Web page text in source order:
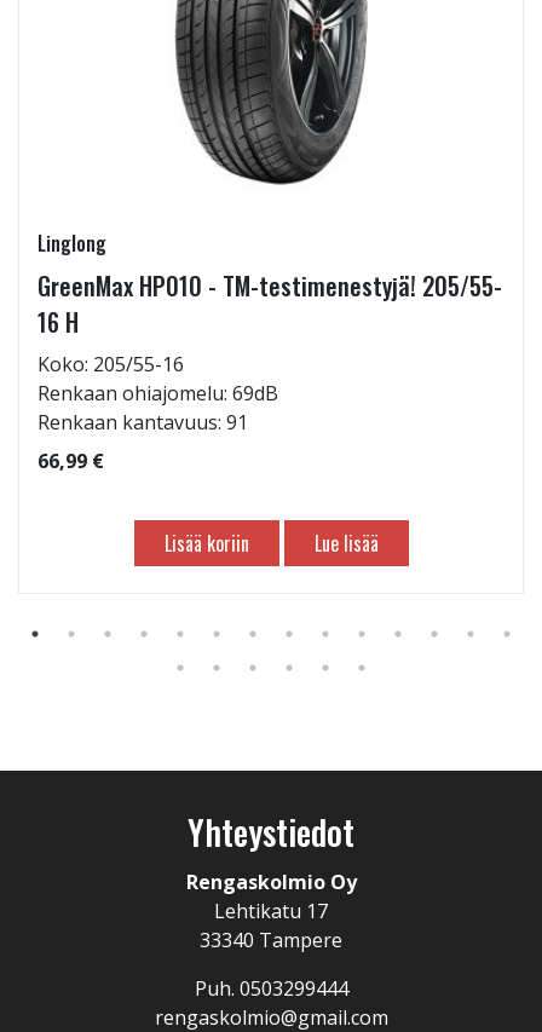
Linglong
GreenMax HP010 - TM-testimenestyjä! 205/55-
16 H
Koko: 205/55-16
Renkaan ohiajomelu: 69dB
Renkaan kantavuus: 91
66,99 €
Lisää koriin Lue lisää
Yhteystiedot
Rengaskolmio Oy
Lehtikatu 17
33340 Tampere
Puh. 0503299444
rengaskolmio@gmail.com